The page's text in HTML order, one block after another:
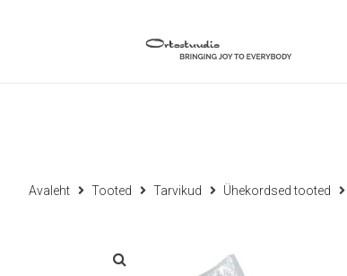
Avaleht Tooted Tarvikud Ühekordsed tooted